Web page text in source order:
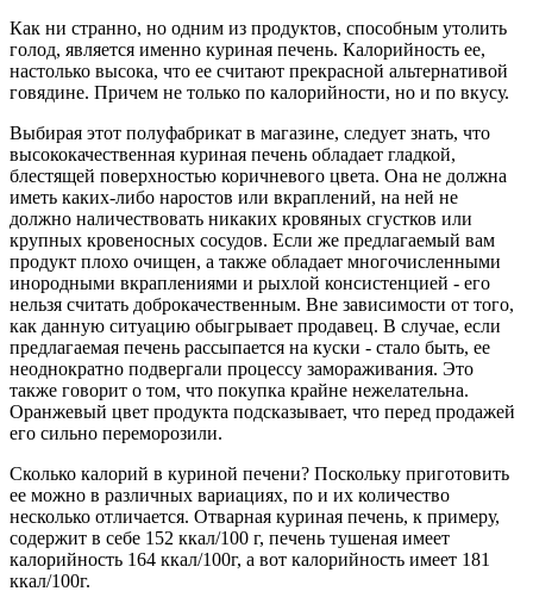
Как ни странно, но одним из продуктов, способным утолить
голод, является именно куриная печень. Калорийность ее,
настолько высока, что ее считают прекрасной альтернативой
говядине. Причем не только по калорийности, но и по вкусу.
Выбирая этот полуфабрикат в магазине, следует знать, что
высококачественная куриная печень обладает гладкой,
блестящей поверхностью коричневого цвета. Она не должна
иметь каких-либо наростов или вкраплений, на ней не
должно наличествовать никаких кровяных сгустков или
крупных кровеносных сосудов. Если же предлагаемый вам
продукт плохо очищен, а также обладает многочисленными
инородными вкраплениями и рыхлой консистенцией - его
нельзя считать доброкачественным. Вне зависимости от того,
как данную ситуацию обыгрывает продавец. В случае, если
предлагаемая печень рассыпается на куски - стало быть, ее
неоднократно подвергали процессу замораживания. Это
также говорит о том, что покупка крайне нежелательна.
Оранжевый цвет продукта подсказывает, что перед продажей
его сильно переморозили.
Сколько калорий в куриной печени? Поскольку приготовить
ее можно в различных вариациях, по и их количество
несколько отличается. Отварная куриная печень, к примеру,
содержит в себе 152 ккал/100 г, печень тушеная имеет
калорийность 164 ккал/100г, а вот калорийность имеет 181
ккал/100г.